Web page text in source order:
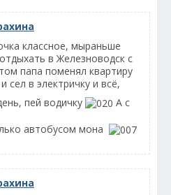
классное, мыраньше
в Железноводск с
папа поменял квартиру
в электричку и всё,
пей водичку
А с
автобусом мона